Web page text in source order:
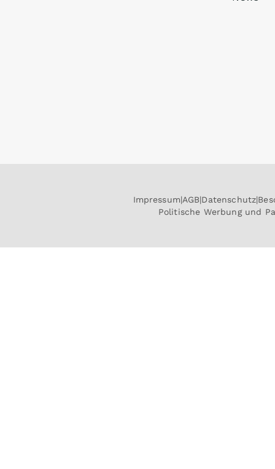
Impressum AGB Datenschutz
Politische Werbung und